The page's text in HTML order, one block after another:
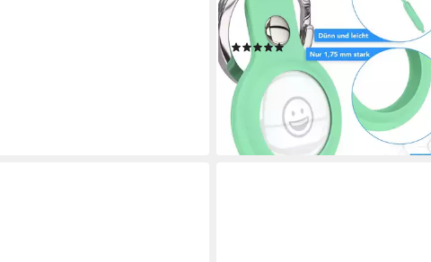
Schutzhülle Airtags Hülle mit Silikon
Schlaufe Tracker Case Grün
13,64 € 20,99 €
-35%
lieferbar - in 2-3 Werktagen bei dir